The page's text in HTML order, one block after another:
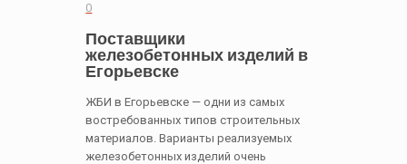
0
Поставщики
железобетонных изделий в
Егорьевске
ЖБИ в Егорьевске — одни из самых
востребованных типов строительных
материалов. Варианты реализуемых
железобетонных изделий очень